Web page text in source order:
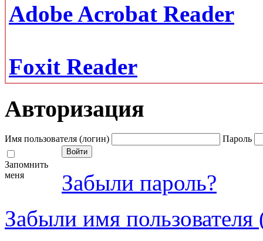
Adobe Acrobat Reader
Foxit Reader
Авторизация
Имя пользователя (логин) Пароль
Запомнить
меня
Забыли пароль?
Забыли имя пользователя